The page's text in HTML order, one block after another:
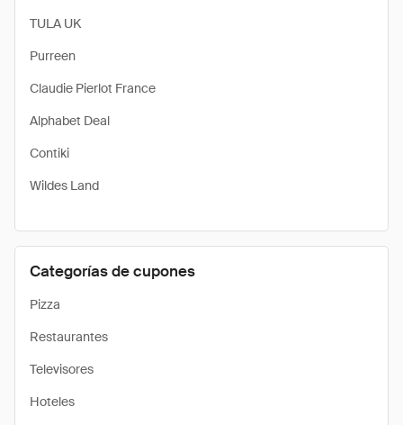
TULA UK
Purreen
Claudie Pierlot France
Alphabet Deal
Contiki
Wildes Land
Categorías de cupones
Pizza
Restaurantes
Televisores
Hoteles